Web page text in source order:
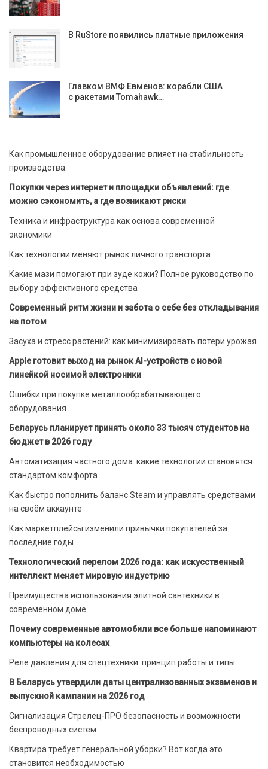
В RuStore появились платные приложения
Главком ВМФ Евменов: корабли США
с ракетами Tomahawk…
Как промышленное оборудование влияет на стабильность
производства
Покупки через интернет и площадки объявлений: где
можно сэкономить, а где возникают риски
Техника и инфраструктура как основа современной
экономики
Как технологии меняют рынок личного транспорта
Какие мази помогают при зуде кожи? Полное руководство по
выбору эффективного средства
Современный ритм жизни и забота о себе без откладывания
на потом
Засуха и стресс растений: как минимизировать потери урожая
Apple готовит выход на рынок AI-устройств с новой
линейкой носимой электроники
Ошибки при покупке металлообрабатывающего
оборудования
Беларусь планирует принять около 33 тысяч студентов на
бюджет в 2026 году
Автоматизация частного дома: какие технологии становятся
стандартом комфорта
Как быстро пополнить баланс Steam и управлять средствами
на своём аккаунте
Как маркетплейсы изменили привычки покупателей за
последние годы
Технологический перелом 2026 года: как искусственный
интеллект меняет мировую индустрию
Преимущества использования элитной сантехники в
современном доме
Почему современные автомобили все больше напоминают
компьютеры на колесах
Реле давления для спецтехники: принцип работы и типы
В Беларусь утвердили даты централизованных экзаменов и
выпускной кампании на 2026 год
Сигнализация Стрелец-ПРО безопасность и возможности
беспроводных систем
Квартира требует генеральной уборки? Вот когда это
становится необходимостью